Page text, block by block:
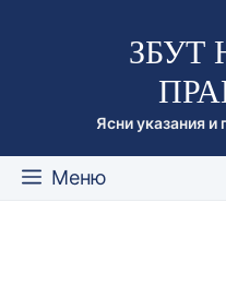
съдържаниетоЗБУТ
Ясни указания и
Меню